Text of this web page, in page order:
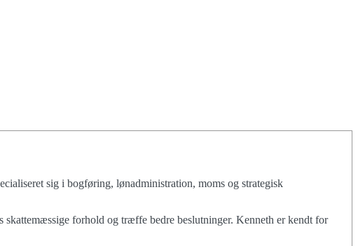
sig i bogføring, lønadministration, moms og strategisk
skattemæssige forhold og træffe bedre beslutninger. Kenneth er kendt for